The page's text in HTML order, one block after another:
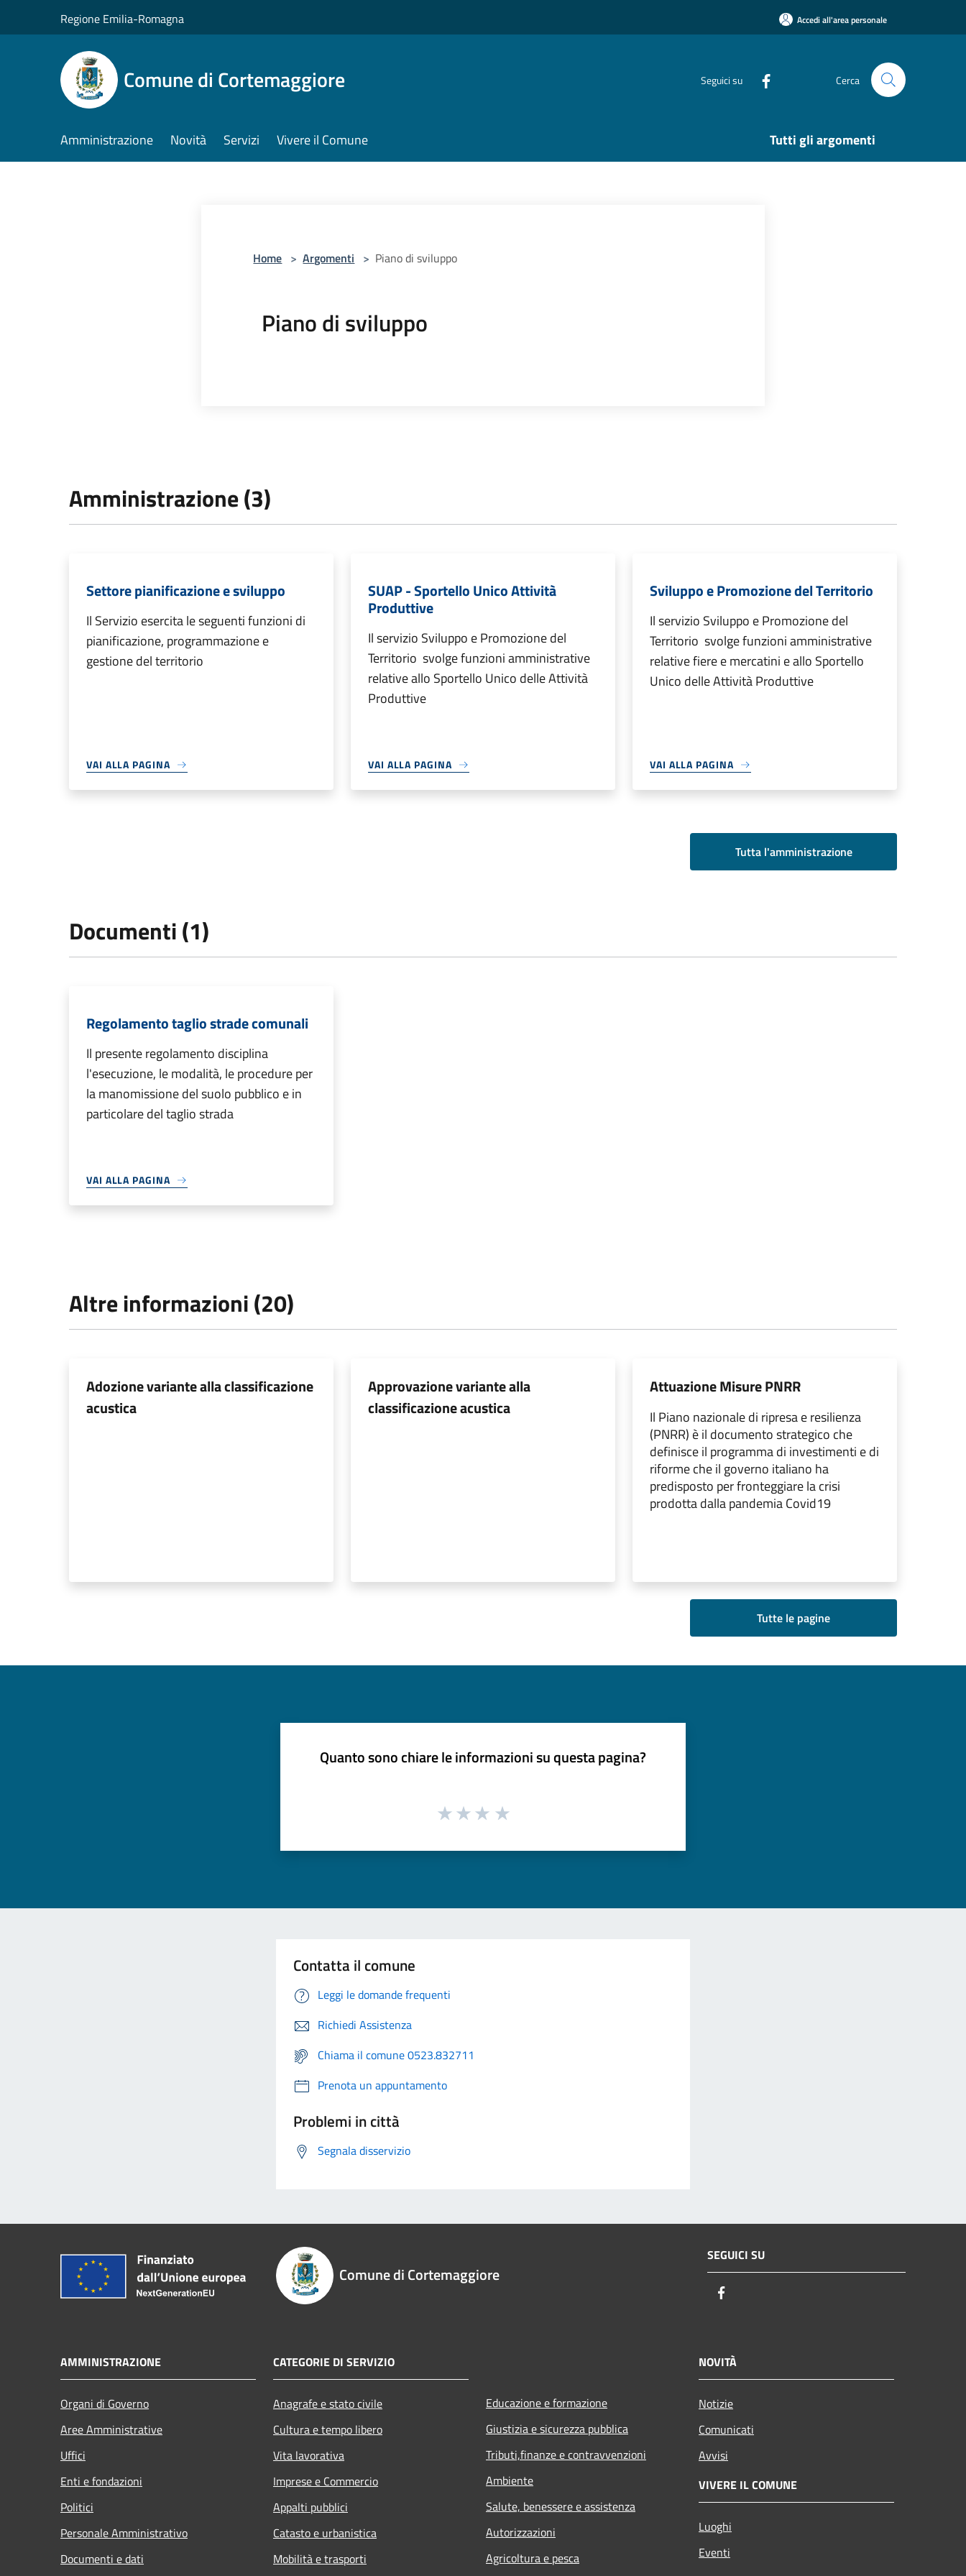
Regione Emilia-Romagna Accedi all'area personale
Comune di Cortemaggiore Seguici su Cerca
Amministrazione Novità Servizi Vivere il Comune Tutti gli argomenti
Home > Argomenti > Piano di sviluppo
Piano di sviluppo
Amministrazione (3)
Settore pianificazione e sviluppo
Il Servizio esercita le seguenti funzioni di
pianificazione, programmazione e
gestione del territorio
VAI ALLA PAGINA
SUAP - Sportello Unico Attività
Produttive
Il servizio Sviluppo e Promozione del
Territorio svolge funzioni amministrative
relative allo Sportello Unico delle Attività
Produttive
VAI ALLA PAGINA
Sviluppo e Promozione del Territorio
Il servizio Sviluppo e Promozione del
Territorio svolge funzioni amministrative
relative fiere e mercatini e allo Sportello
Unico delle Attività Produttive
VAI ALLA PAGINA
Tutta l'amministrazione
Documenti (1)
Regolamento taglio strade comunali
Il presente regolamento disciplina
l'esecuzione, le modalità, le procedure per
la manomissione del suolo pubblico e in
particolare del taglio strada
VAI ALLA PAGINA
Altre informazioni (20)
Adozione variante alla classificazione
acustica
Approvazione variante alla
classificazione acustica
Attuazione Misure PNRR
Il Piano nazionale di ripresa e resilienza
(PNRR) è il documento strategico che
definisce il programma di investimenti e di
riforme che il governo italiano ha
predisposto per fronteggiare la crisi
prodotta dalla pandemia Covid19
Tutte le pagine
Quanto sono chiare le informazioni su questa pagina?
Contatta il comune
Leggi le domande frequenti
Richiedi Assistenza
Chiama il comune 0523.832711
Prenota un appuntamento
Problemi in città
Segnala disservizio
Comune di Cortemaggiore
SEGUICI SU
AMMINISTRAZIONE
Organi di Governo
Aree Amministrative
Uffici
Enti e fondazioni
Politici
Personale Amministrativo
Documenti e dati
CATEGORIE DI SERVIZIO
Anagrafe e stato civile
Cultura e tempo libero
Vita lavorativa
Imprese e Commercio
Appalti pubblici
Catasto e urbanistica
Mobilità e trasporti
Educazione e formazione
Giustizia e sicurezza pubblica
Tributi,finanze e contravvenzioni
Ambiente
Salute, benessere e assistenza
Autorizzazioni
Agricoltura e pesca
NOVITÀ
Notizie
Comunicati
Avvisi
VIVERE IL COMUNE
Luoghi
Eventi